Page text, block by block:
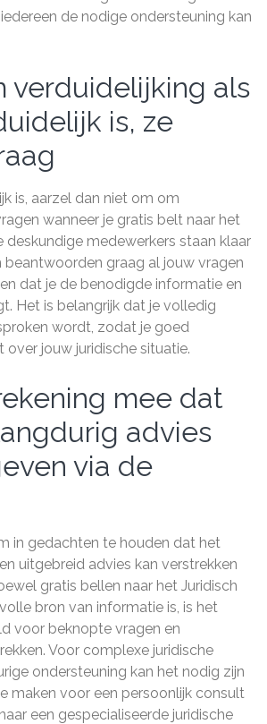
de nodige ondersteuning kan
verduidelijking als
is, ze
is, aarzel dan niet om om
wanneer je gratis belt naar het
deskundige medewerkers staan klaar
beantwoorden graag al jouw vragen
dat je de benodigde informatie en
Het is belangrijk dat je volledig
wordt, zodat je goed
jouw juridische situatie.
mee dat
advies
via de
in gedachten te houden dat het
uitgebreid advies kan verstrekken
gratis bellen naar het Juridisch
bron van informatie is, is het
voor beknopte vragen en
Voor complexe juridische
ondersteuning kan het nodig zijn
maken voor een persoonlijk consult
een gespecialiseerde juridische